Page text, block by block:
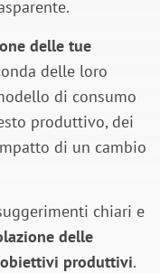
delle tue
delle loro
di consumo
produttivo, dei
di un cambio
chiari e
delle
obiettivi produttivi.